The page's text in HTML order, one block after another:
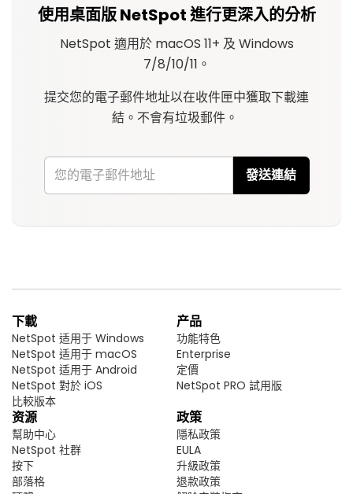
使用桌面版 NetSpot 進行更深入的分析
NetSpot 適用於 macOS 11+ 及 Windows
7/8/10/11。
提交您的電子郵件地址以在收件匣中獲取下載連
結。不會有垃圾郵件。
發送連結
下載
NetSpot 适用于 Windows
NetSpot 适用于 macOS
NetSpot 适用于 Android
NetSpot 對於 iOS
比較版本
产品
功能特色
Enterprise
定價
NetSpot PRO 試用版
资源
幫助中心
NetSpot 社群
按下
部落格
政策
隱私政策
EULA
升級政策
退款政策